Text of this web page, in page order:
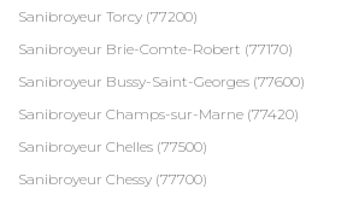
Sanibroyeur Torcy (77200)
Sanibroyeur Brie-Comte-Robert (77170)
Sanibroyeur Bussy-Saint-Georges (77600)
Sanibroyeur Champs-sur-Marne (77420)
Sanibroyeur Chelles (77500)
Sanibroyeur Chessy (77700)